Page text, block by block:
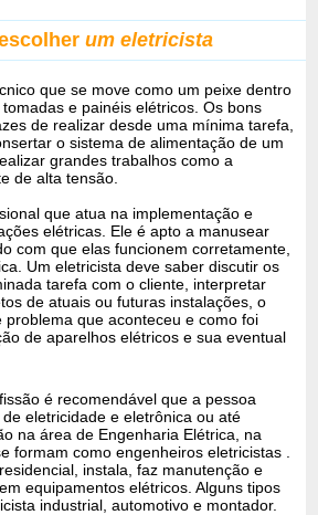
um eletricista
que se move como um peixe dentro
e painéis elétricos. Os bons
de realizar desde uma mínima tarefa,
o sistema de alimentação de um
grandes trabalhos como a
de alta tensão.
que atua na implementação e
elétricas. Ele é apto a manusear
com que elas funcionem corretamente,
Um eletricista deve saber discutir os
tarefa com o cliente, interpretar
de atuais ou futuras instalações, o
problema que aconteceu e como foi
de aparelhos elétricos e sua eventual
é recomendável que a pessoa
eletricidade e eletrônica ou até
na área de Engenharia Elétrica, na
formam como engenheiros eletricistas .
instala, faz manutenção e
equipamentos elétricos. Alguns tipos
industrial, automotivo e montador.